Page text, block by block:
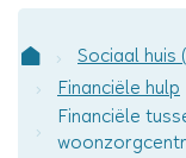
helpen?
Startpagina
Sociaal huis
Financiële hulp
Financiële